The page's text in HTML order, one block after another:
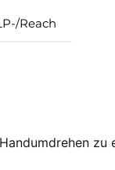
Reach